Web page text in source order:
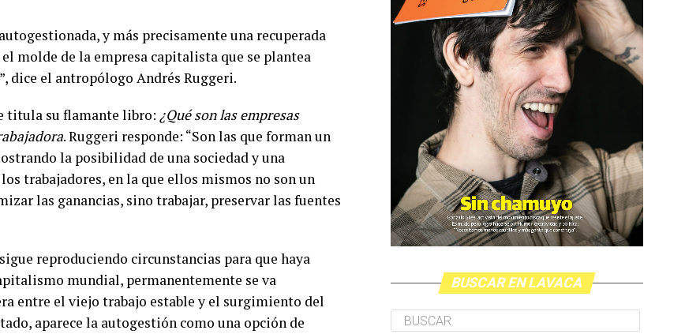
y más precisamente una recuperada
molde de la empresa capitalista que se plantea
dice el antropólogo Andrés Ruggeri.
titula su flamante libro: ¿Qué son las empresas
. Ruggeri responde: “Son las que forman un
la posibilidad de una sociedad y una
trabajadores, en la que ellos mismos no son un
las ganancias, sino trabajar, preservar las fuentes
reproduciendo circunstancias para que haya
mundial, permanentemente se va
entre el viejo trabajo estable y el surgimiento del
aparece la autogestión como una opción de
BUSCAR EN LAVACA